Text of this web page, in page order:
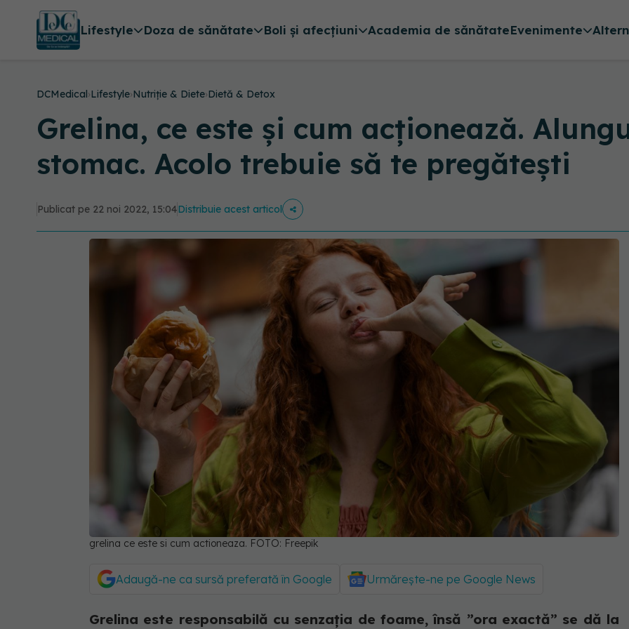
Lifestyle Doza de sănătate Boli și afecțiuni Academia de sănătateEvenimente
DCMedical›Lifestyle›Nutriție & Diete›Dietă & Detox
Grelina, ce este și cum acționează.
stomac. Acolo trebuie să te pregătești
Publicat pe 22 noi 2022, 15:04Distribuie acest articol
grelina ce este si cum actioneaza. FOTO: Freepik
Adaugă-ne ca sursă preferată în Google Urmărește-ne pe Google News
Grelina este responsabilă cu senzația de foame, însă ”ora exactă” se dă la